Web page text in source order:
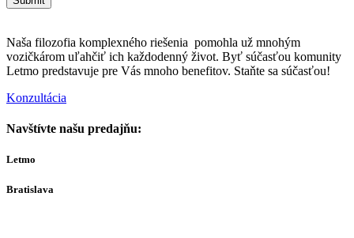
Naša filozofia komplexného riešenia pomohla už mnohým
vozičkárom uľahčiť ich každodenný život. Byť súčasťou komunity
Letmo predstavuje pre Vás mnoho benefitov. Staňte sa súčasťou!
Konzultácia
Navštívte našu predajňu:
Letmo
Bratislava